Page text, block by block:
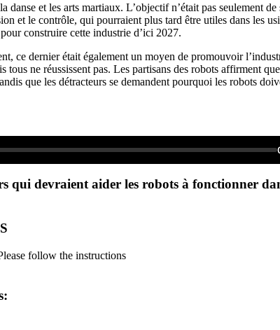
et les arts martiaux. L’objectif n’était pas seulement de
et le contrôle, qui pourraient plus tard être utiles dans les
construire cette industrie d’ici 2027.
ce dernier était également un moyen de promouvoir
ne réussissent pas. Les partisans des robots affirment
que les détracteurs se demandent pourquoi les robots
qui devraient aider les robots à fonctionner
follow the instructions